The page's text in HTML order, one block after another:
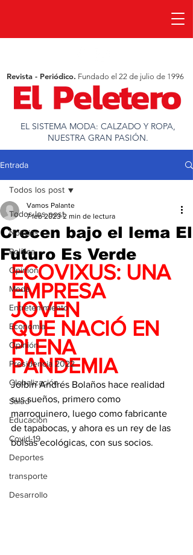
EL SISTEMA MODA: CALZADO Y ROPA,
NUESTRA GRAN PASIÓN.
Revista - Periódico. Fundado el 22 de julio de 1996
Entrada
Todos los post
Noticias
Política
Opinion
Moda
Entretenimiento
Economía
Opinión
Presidencia 2022
Globalización
Salud
Educación
Covid-19
Deportes
transporte
Desarrollo
Todos los post
Crecen bajo el lema El
Futuro Es Verde
Vamos Palante
7 feb 2023 2 min de lectura
ECOVIXUS: UNA
EMPRESA
JOVEN
QUE NACIÓ EN
PLENA
PANDEMIA
Jolbin Andrés Bolaños hace realidad
sus sueños, primero como
marroquinero, luego como fabricante
de tapabocas, y ahora es un rey de las
bolsas ecológicas, con sus socios.